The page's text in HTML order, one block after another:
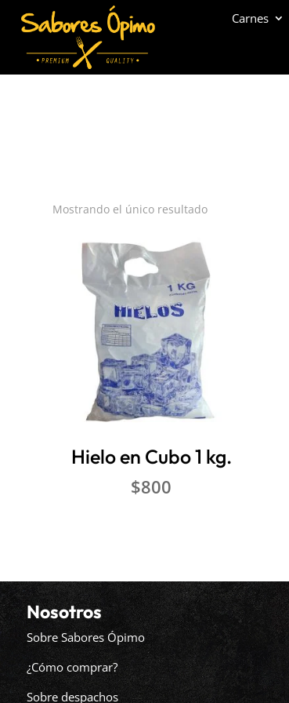
Carnes
Mostrando el único resultado
Hielo en Cubo 1 kg.
$800
Nosotros
Sobre Sabores Ópimo
¿Cómo comprar?
Sobre despachos